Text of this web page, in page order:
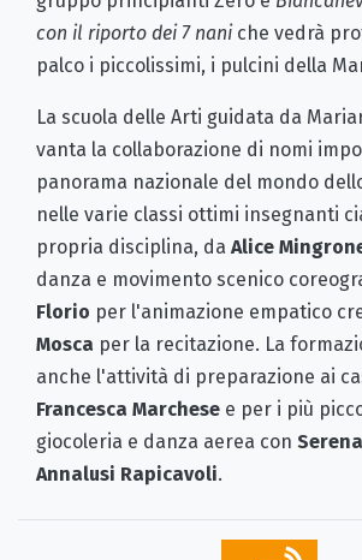
con il riporto dei 7 nani che vedrà
palco i piccolissimi, i pulcini della
La scuola delle Arti guidata da
vanta la collaborazione di nomi
panorama nazionale del mondo
nelle varie classi ottimi insegnanti
propria disciplina, da Alice
danza e movimento scenico
Florio per l'animazione empatico
Mosca per la recitazione. La
anche l'attività di preparazione ai
Francesca Marchese e per i più
giocoleria e danza aerea con
Annalusi Rapicavoli.